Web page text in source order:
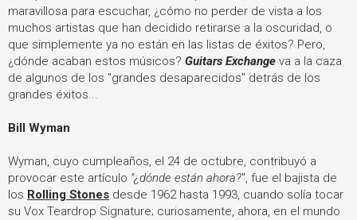
maravillosa para escuchar, ¿cómo no perder de vista a los
muchos artistas que han decidido retirarse a la oscuridad, o
que simplemente ya no están en las listas de éxitos? Pero,
¿dónde acaban estos músicos? Guitars Exchange va a la caza
de algunos de los "grandes desaparecidos" detrás de los
grandes éxitos...
Bill Wyman
Wyman, cuyo cumpleaños, el 24 de octubre, contribuyó a
provocar este artículo "¿dónde están ahora?", fue el bajista de
los Rolling Stones desde 1962 hasta 1993, cuando solía tocar
su Vox Teardrop Signature; curiosamente, ahora, en el mundo